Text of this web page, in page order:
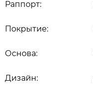
Раппорт:
Дизайн:
Основа:
Покрытие: